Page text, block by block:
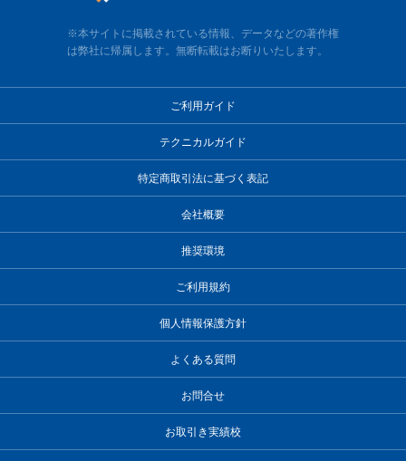
※本サイトに掲載されている情報、データなどの著作権
は弊社に帰属します。無断転載はお断りいたします。
ご利用ガイド
テクニカルガイド
特定商取引法に基づく表記
会社概要
推奨環境
ご利用規約
個人情報保護方針
よくある質問
お問合せ
お取引き実績校